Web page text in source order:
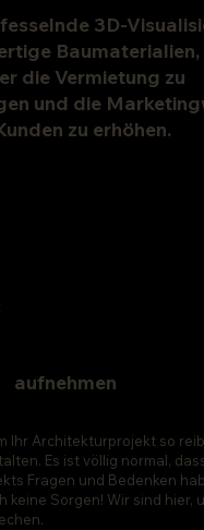
3D-
Baumaterialien,
die Vermietung zu
und die
zu erhöhen.
​​aufnehmen
Ihr Architekturprojekt so
Es ist völlig normal,
Fragen und Bedenken
keine Sorgen! Wir sind hier,